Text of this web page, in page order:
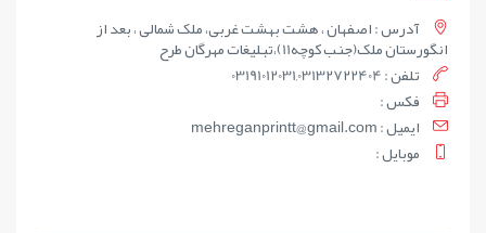
آدرس : اصفهان ، هشت بهشت غربی، ملک شمالی ، بعد از
انگورستان ملک(جنب کوچه11)،تبلیغات مهرگان طرح
تلفن : 03191012031,03132722404
فکس :
ايميل : mehreganprintt@gmail.com
موبايل :